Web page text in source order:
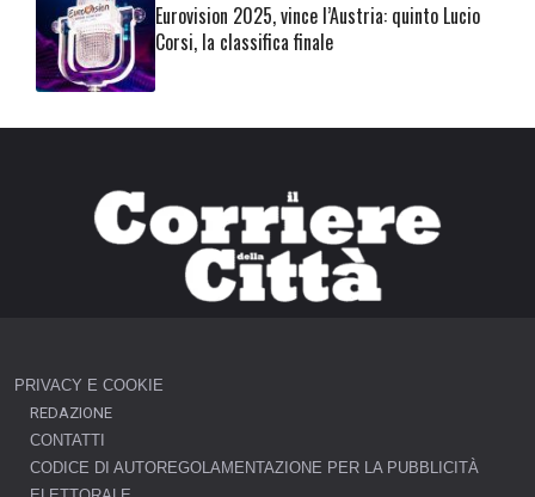
Eurovision 2025, vince l’Austria: quinto Lucio
Corsi, la classifica finale
PRIVACY E COOKIE
REDAZIONE
CONTATTI
CODICE DI AUTOREGOLAMENTAZIONE PER LA PUBBLICITÀ